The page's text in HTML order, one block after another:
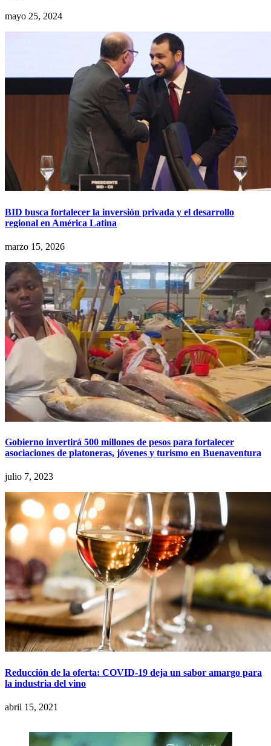
mayo 25, 2024
BID busca fortalecer la inversión privada y el desarrollo
regional en América Latina
marzo 15, 2026
Gobierno invertirá 500 millones de pesos para fortalecer
asociaciones de platoneras, jóvenes y turismo en Buenaventura
julio 7, 2023
Reducción de la oferta: COVID-19 deja un sabor amargo para
la industria del vino
abril 15, 2021